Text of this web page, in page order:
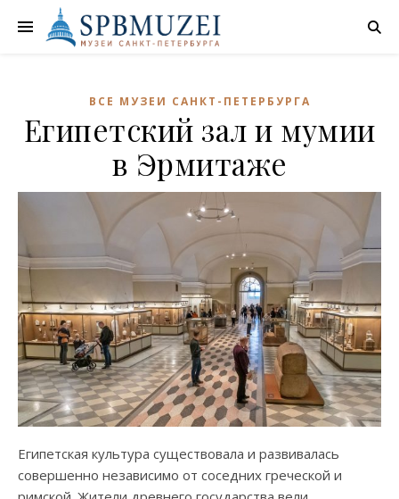
ВСЕ МУЗЕИ САНКТ-ПЕТЕРБУРГА
Египетский зал и мумии
в Эрмитаже
Египетская культура существовала и развивалась
совершенно независимо от соседних греческой и